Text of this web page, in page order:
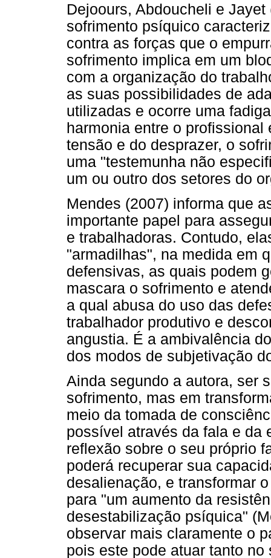
Dejoours, Abdoucheli e
sofrimento psíquico
contra as forças que o
sofrimento implica em um
com a organização do
as suas possibilidades de
utilizadas e ocorre uma
harmonia entre o
tensão e do desprazer, o
uma "testemunha não
um ou outro dos setores do
Mendes (2007) informa que
importante papel para
e trabalhadoras. Contudo,
"armadilhas", na medida em
defensivas, as quais podem
mascara o sofrimento e
a qual abusa do uso das
trabalhador produtivo e
angustia. É a ambivalência
dos modos de subjetivação
Ainda segundo a autora, ser
sofrimento, mas em
meio da tomada de
possível através da fala e da
reflexão sobre o seu próprio
poderá recuperar sua
desalienação, e transformar
para "um aumento da
desestabilização psíquica"
observar mais claramente o
pois este pode atuar tanto